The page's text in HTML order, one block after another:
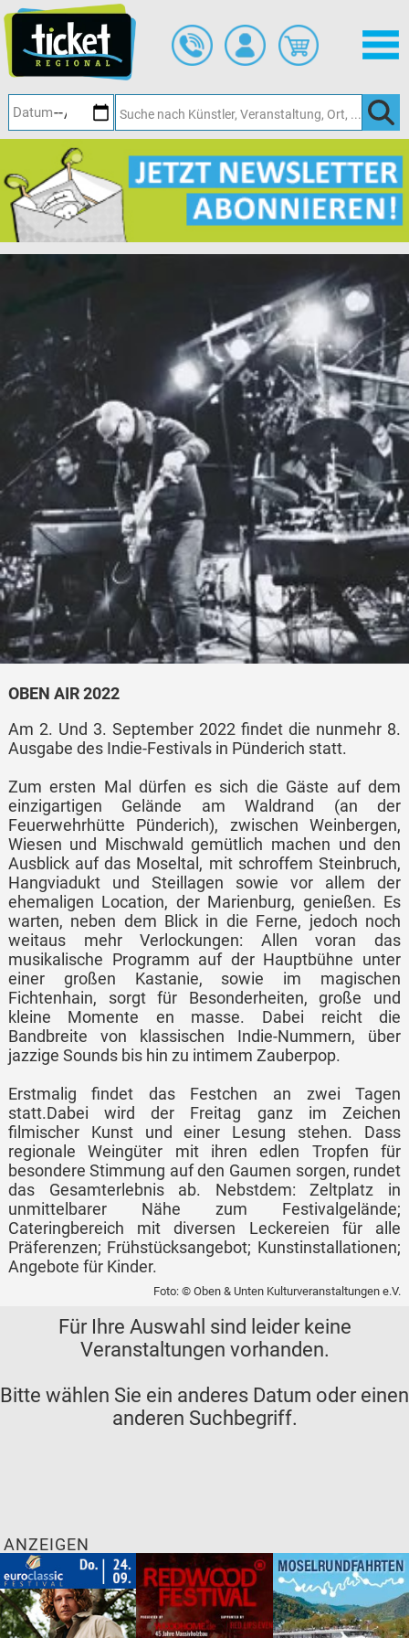
Hauptinhalt
springen
OBEN AIR 2022
Am 2. Und 3. September 2022 findet die nunmehr 8.
Ausgabe des Indie-Festivals in Pünderich statt.
Zum ersten Mal dürfen es sich die Gäste auf dem
einzigartigen Gelände am Waldrand (an der
Feuerwehrhütte Pünderich), zwischen Weinbergen,
Wiesen und Mischwald gemütlich machen und den
Ausblick auf das Moseltal, mit schroffem Steinbruch,
Hangviadukt und Steillagen sowie vor allem der
ehemaligen Location, der Marienburg, genießen. Es
warten, neben dem Blick in die Ferne, jedoch noch
weitaus mehr Verlockungen: Allen voran das
musikalische Programm auf der Hauptbühne unter
einer großen Kastanie, sowie im magischen
Fichtenhain, sorgt für Besonderheiten, große und
kleine Momente en masse. Dabei reicht die
Bandbreite von klassischen Indie-Nummern, über
jazzige Sounds bis hin zu intimem Zauberpop.
Erstmalig findet das Festchen an zwei Tagen
statt.Dabei wird der Freitag ganz im Zeichen
filmischer Kunst und einer Lesung stehen. Dass
regionale Weingüter mit ihren edlen Tropfen für
besondere Stimmung auf den Gaumen sorgen, rundet
das Gesamterlebnis ab. Nebstdem: Zeltplatz in
unmittelbarer Nähe zum Festivalgelände;
Cateringbereich mit diversen Leckereien für alle
Präferenzen; Frühstücksangebot; Kunstinstallationen;
Angebote für Kinder.
Foto: © Oben & Unten Kulturveranstaltungen e.V.
Für Ihre Auswahl sind leider keine
Veranstaltungen vorhanden.
Bitte wählen Sie ein anderes Datum oder einen
anderen Suchbegriff.
ANZEIGEN